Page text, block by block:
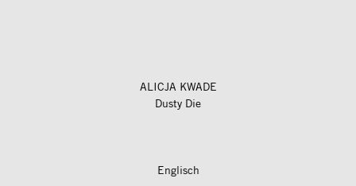
ALICJA KWADE
Dusty Die
Englisch